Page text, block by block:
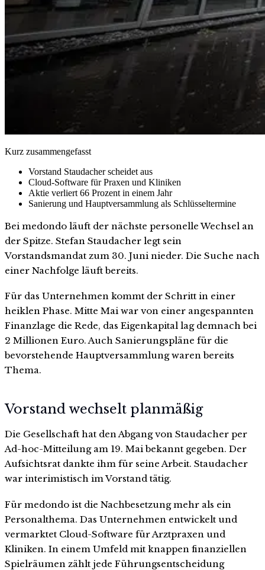
Kurz zusammengefasst
Vorstand Staudacher scheidet aus
Cloud-Software für Praxen und Kliniken
Aktie verliert 66 Prozent in einem Jahr
Sanierung und Hauptversammlung als Schlüsseltermine
Bei medondo läuft der nächste personelle Wechsel an
der Spitze. Stefan Staudacher legt sein
Vorstandsmandat zum 30. Juni nieder. Die Suche nach
einer Nachfolge läuft bereits.
Für das Unternehmen kommt der Schritt in einer
heiklen Phase. Mitte Mai war von einer angespannten
Finanzlage die Rede, das Eigenkapital lag demnach bei
2 Millionen Euro. Auch Sanierungspläne für die
bevorstehende Hauptversammlung waren bereits
Thema.
Vorstand wechselt planmäßig
Die Gesellschaft hat den Abgang von Staudacher per
Ad-hoc-Mitteilung am 19. Mai bekannt gegeben. Der
Aufsichtsrat dankte ihm für seine Arbeit. Staudacher
war interimistisch im Vorstand tätig.
Für medondo ist die Nachbesetzung mehr als ein
Personalthema. Das Unternehmen entwickelt und
vermarktet Cloud-Software für Arztpraxen und
Kliniken. In einem Umfeld mit knappen finanziellen
Spielräumen zählt jede Führungsentscheidung